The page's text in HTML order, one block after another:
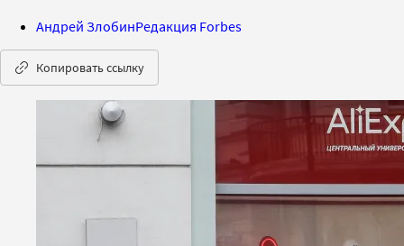
Андрей ЗлобинРедакция Forbes
Копировать ссылку